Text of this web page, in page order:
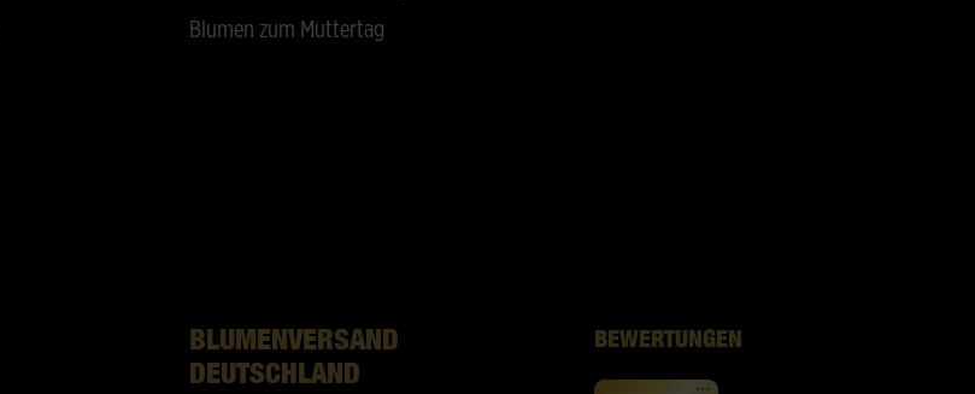
Blumen zum Muttertag
BLUMENVERSAND
DEUTSCHLAND
BEWERTUNGEN